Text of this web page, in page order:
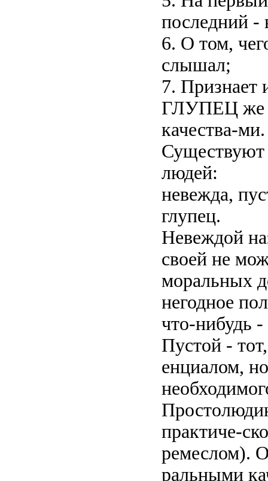
последний -
6. О том,
слышал;
7. Признает
ГЛУПЕЦ же
качества-ми.
Существуют
людей:
невежда,
глупец.
Невеждой
своей не
моральных
негодное
что-нибудь -
Пустой -
енциалом,
практиче-
ремеслом).
ральными